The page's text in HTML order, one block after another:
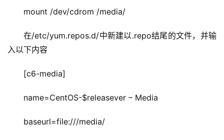
mount /dev/cdrom /media/
在/etc/yum.repos.d/中新建以.repo结尾的文件，并输
入以下内容
[c6-media]
name=CentOS-$releasever – Media
baseurl=file:///media/